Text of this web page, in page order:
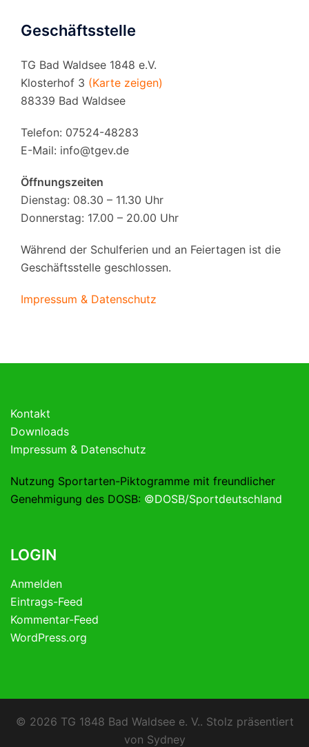
Geschäftsstelle
TG Bad Waldsee 1848 e.V.
Klosterhof 3 (Karte zeigen)
88339 Bad Waldsee
Telefon: 07524-48283
E-Mail: info@tgev.de
Öffnungszeiten
Dienstag: 08.30 – 11.30 Uhr
Donnerstag: 17.00 – 20.00 Uhr
Während der Schulferien und an Feiertagen ist die
Geschäftsstelle geschlossen.
Impressum & Datenschutz
Kontakt
Downloads
Impressum & Datenschutz
Nutzung Sportarten-Piktogramme mit freundlicher
Genehmigung des DOSB: ©DOSB/Sportdeutschland
LOGIN
Anmelden
Eintrags-Feed
Kommentar-Feed
WordPress.org
© 2026 TG 1848 Bad Waldsee e. V.. Stolz präsentiert
von Sydney